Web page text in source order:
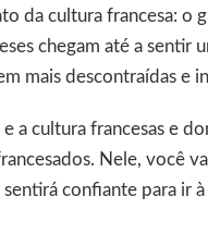
da cultura francesa:
chegam até a sentir
mais descontraídas e
a cultura francesas e
Nele, você
confiante para ir